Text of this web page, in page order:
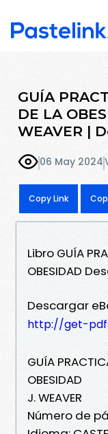
GUÍA
DE LA
WEAVER |
06 May 2024
Copy Link
Libro GUÍA
OBESIDAD
Descargar
http://get-
GUÍA
OBESIDAD
J. WEAVER
Número de